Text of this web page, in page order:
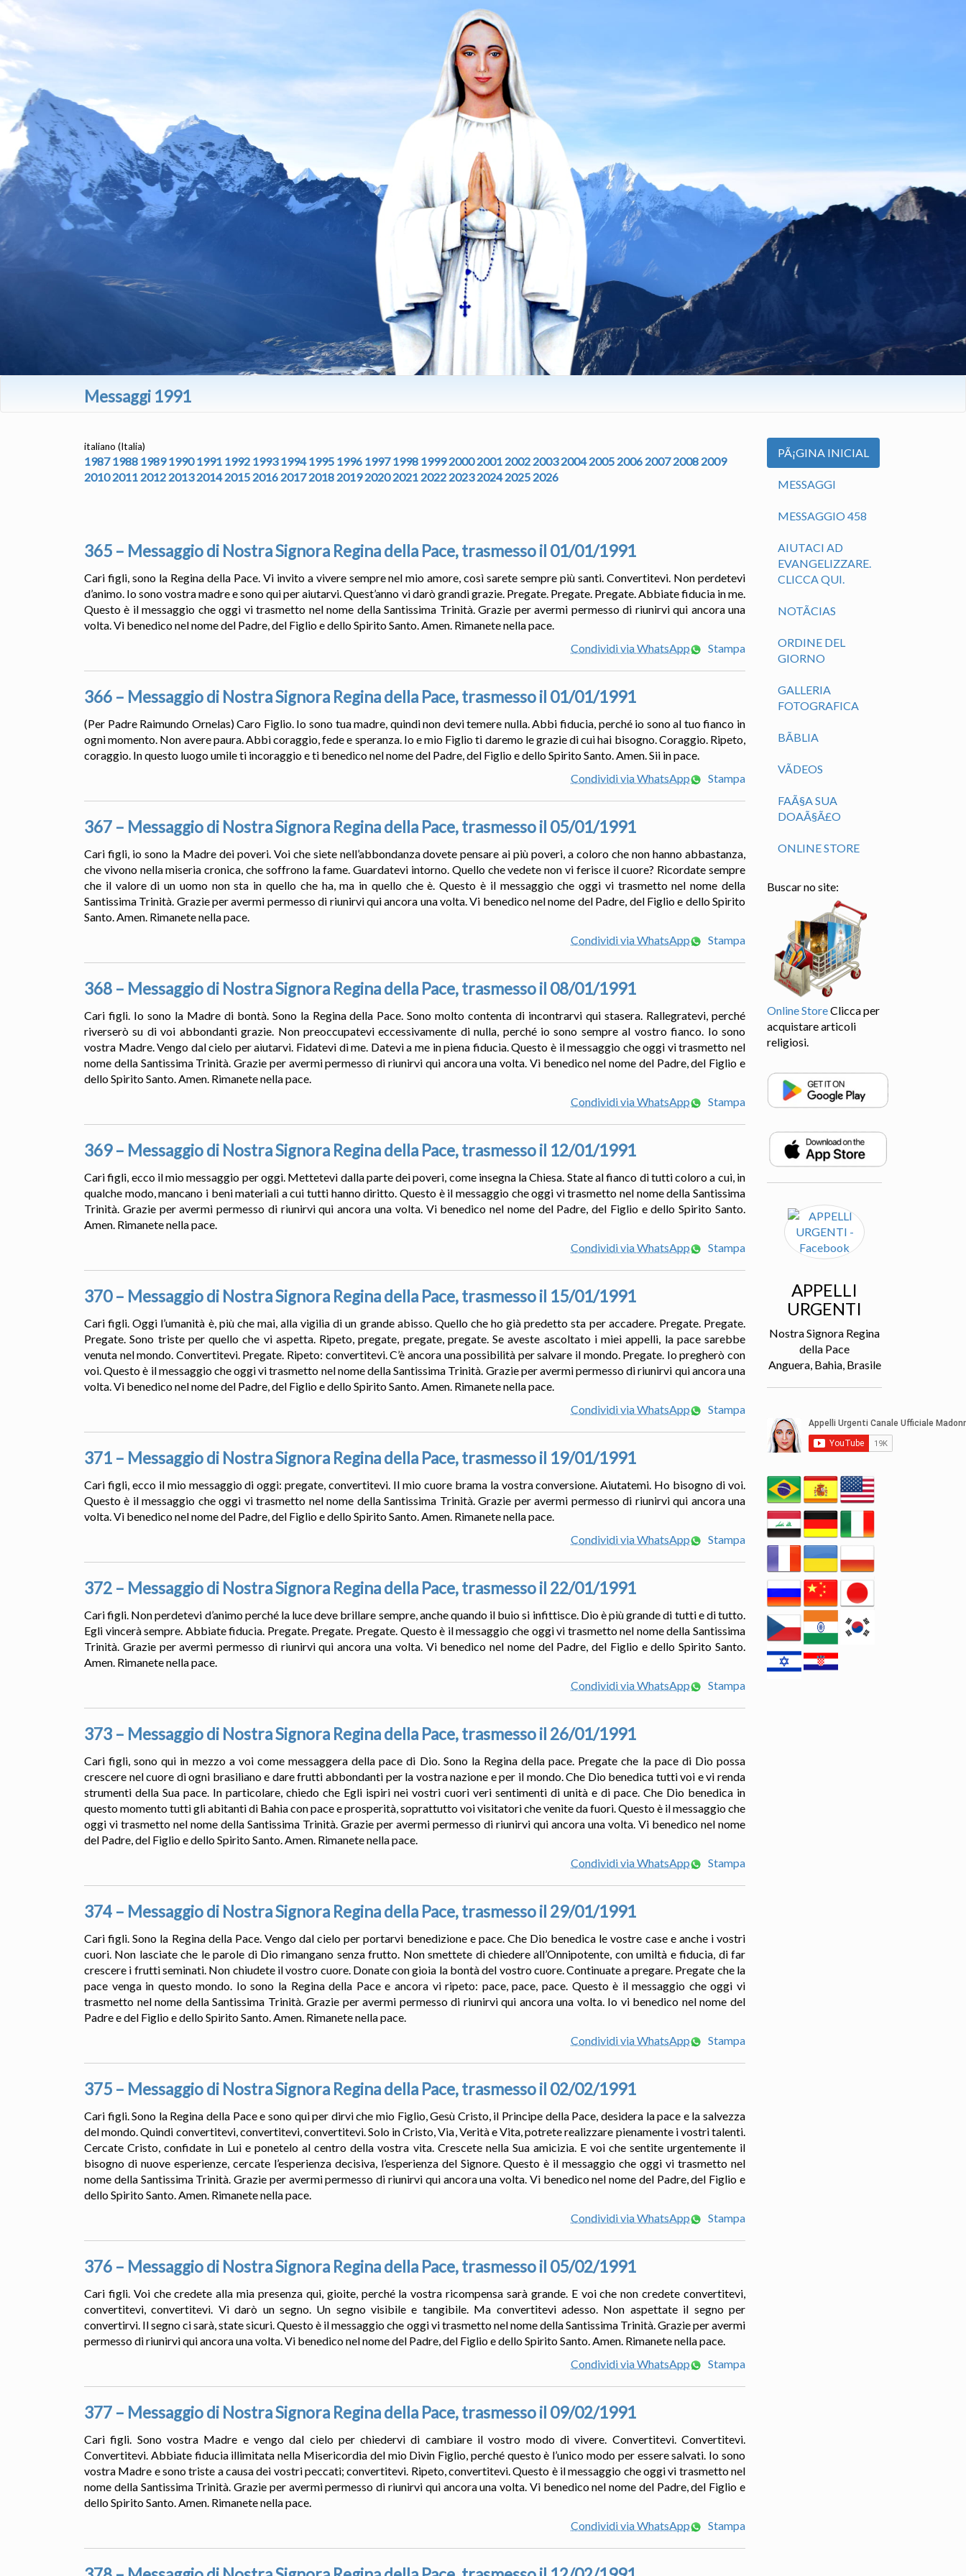
Messaggi 1991
italiano (Italia)
1987 1988 1989 1990 1991 1992 1993 1994 1995 1996 1997 1998 1999 2000 2001 2002 2003 2004 2005 2006 2007 2008 2009
2010 2011 2012 2013 2014 2015 2016 2017 2018 2019 2020 2021 2022 2023 2024 2025 2026
365 – Messaggio di Nostra Signora Regina della Pace, trasmesso il 01/01/1991
Cari figli, sono la Regina della Pace. Vi invito a vivere sempre nel mio amore, così sarete sempre più santi. Convertitevi. Non perdetevi
d’animo. Io sono vostra madre e sono qui per aiutarvi. Quest’anno vi darò grandi grazie. Pregate. Pregate. Pregate. Abbiate fiducia in me.
Questo è il messaggio che oggi vi trasmetto nel nome della Santissima Trinità. Grazie per avermi permesso di riunirvi qui ancora una
volta. Vi benedico nel nome del Padre, del Figlio e dello Spirito Santo. Amen. Rimanete nella pace.
Condividi via WhatsApp
Stampa
366 – Messaggio di Nostra Signora Regina della Pace, trasmesso il 01/01/1991
(Per Padre Raimundo Ornelas) Caro Figlio. Io sono tua madre, quindi non devi temere nulla. Abbi fiducia, perché io sono al tuo fianco in
ogni momento. Non avere paura. Abbi coraggio, fede e speranza. Io e mio Figlio ti daremo le grazie di cui hai bisogno. Coraggio. Ripeto,
coraggio. In questo luogo umile ti incoraggio e ti benedico nel nome del Padre, del Figlio e dello Spirito Santo. Amen. Sii in pace.
Condividi via WhatsApp
Stampa
367 – Messaggio di Nostra Signora Regina della Pace, trasmesso il 05/01/1991
Cari figli, io sono la Madre dei poveri. Voi che siete nell’abbondanza dovete pensare ai più poveri, a coloro che non hanno abbastanza,
che vivono nella miseria cronica, che soffrono la fame. Guardatevi intorno. Quello che vedete non vi ferisce il cuore? Ricordate sempre
che il valore di un uomo non sta in quello che ha, ma in quello che è. Questo è il messaggio che oggi vi trasmetto nel nome della
Santissima Trinità. Grazie per avermi permesso di riunirvi qui ancora una volta. Vi benedico nel nome del Padre, del Figlio e dello Spirito
Santo. Amen. Rimanete nella pace.
Condividi via WhatsApp
Stampa
368 – Messaggio di Nostra Signora Regina della Pace, trasmesso il 08/01/1991
Cari figli. Io sono la Madre di bontà. Sono la Regina della Pace. Sono molto contenta di incontrarvi qui stasera. Rallegratevi, perché
riverserò su di voi abbondanti grazie. Non preoccupatevi eccessivamente di nulla, perché io sono sempre al vostro fianco. Io sono
vostra Madre. Vengo dal cielo per aiutarvi. Fidatevi di me. Datevi a me in piena fiducia. Questo è il messaggio che oggi vi trasmetto nel
nome della Santissima Trinità. Grazie per avermi permesso di riunirvi qui ancora una volta. Vi benedico nel nome del Padre, del Figlio e
dello Spirito Santo. Amen. Rimanete nella pace.
Condividi via WhatsApp
Stampa
369 – Messaggio di Nostra Signora Regina della Pace, trasmesso il 12/01/1991
Cari figli, ecco il mio messaggio per oggi. Mettetevi dalla parte dei poveri, come insegna la Chiesa. State al fianco di tutti coloro a cui, in
qualche modo, mancano i beni materiali a cui tutti hanno diritto. Questo è il messaggio che oggi vi trasmetto nel nome della Santissima
Trinità. Grazie per avermi permesso di riunirvi qui ancora una volta. Vi benedico nel nome del Padre, del Figlio e dello Spirito Santo.
Amen. Rimanete nella pace.
Condividi via WhatsApp
Stampa
370 – Messaggio di Nostra Signora Regina della Pace, trasmesso il 15/01/1991
Cari figli. Oggi l’umanità è, più che mai, alla vigilia di un grande abisso. Quello che ho già predetto sta per accadere. Pregate. Pregate.
Pregate. Sono triste per quello che vi aspetta. Ripeto, pregate, pregate, pregate. Se aveste ascoltato i miei appelli, la pace sarebbe
venuta nel mondo. Convertitevi. Pregate. Ripeto: convertitevi. C’è ancora una possibilità per salvare il mondo. Pregate. Io pregherò con
voi. Questo è il messaggio che oggi vi trasmetto nel nome della Santissima Trinità. Grazie per avermi permesso di riunirvi qui ancora una
volta. Vi benedico nel nome del Padre, del Figlio e dello Spirito Santo. Amen. Rimanete nella pace.
Condividi via WhatsApp
Stampa
371 – Messaggio di Nostra Signora Regina della Pace, trasmesso il 19/01/1991
Cari figli, ecco il mio messaggio di oggi: pregate, convertitevi. Il mio cuore brama la vostra conversione. Aiutatemi. Ho bisogno di voi.
Questo è il messaggio che oggi vi trasmetto nel nome della Santissima Trinità. Grazie per avermi permesso di riunirvi qui ancora una
volta. Vi benedico nel nome del Padre, del Figlio e dello Spirito Santo. Amen. Rimanete nella pace.
Condividi via WhatsApp
Stampa
372 – Messaggio di Nostra Signora Regina della Pace, trasmesso il 22/01/1991
Cari figli. Non perdetevi d’animo perché la luce deve brillare sempre, anche quando il buio si infittisce. Dio è più grande di tutti e di tutto.
Egli vincerà sempre. Abbiate fiducia. Pregate. Pregate. Pregate. Questo è il messaggio che oggi vi trasmetto nel nome della Santissima
Trinità. Grazie per avermi permesso di riunirvi qui ancora una volta. Vi benedico nel nome del Padre, del Figlio e dello Spirito Santo.
Amen. Rimanete nella pace.
Condividi via WhatsApp
Stampa
373 – Messaggio di Nostra Signora Regina della Pace, trasmesso il 26/01/1991
Cari figli, sono qui in mezzo a voi come messaggera della pace di Dio. Sono la Regina della pace. Pregate che la pace di Dio possa
crescere nel cuore di ogni brasiliano e dare frutti abbondanti per la vostra nazione e per il mondo. Che Dio benedica tutti voi e vi renda
strumenti della Sua pace. In particolare, chiedo che Egli ispiri nei vostri cuori veri sentimenti di unità e di pace. Che Dio benedica in
questo momento tutti gli abitanti di Bahia con pace e prosperità, soprattutto voi visitatori che venite da fuori. Questo è il messaggio che
oggi vi trasmetto nel nome della Santissima Trinità. Grazie per avermi permesso di riunirvi qui ancora una volta. Vi benedico nel nome
del Padre, del Figlio e dello Spirito Santo. Amen. Rimanete nella pace.
Condividi via WhatsApp
Stampa
374 – Messaggio di Nostra Signora Regina della Pace, trasmesso il 29/01/1991
Cari figli. Sono la Regina della Pace. Vengo dal cielo per portarvi benedizione e pace. Che Dio benedica le vostre case e anche i vostri
cuori. Non lasciate che le parole di Dio rimangano senza frutto. Non smettete di chiedere all’Onnipotente, con umiltà e fiducia, di far
crescere i frutti seminati. Non chiudete il vostro cuore. Donate con gioia la bontà del vostro cuore. Continuate a pregare. Pregate che la
pace venga in questo mondo. Io sono la Regina della Pace e ancora vi ripeto: pace, pace, pace. Questo è il messaggio che oggi vi
trasmetto nel nome della Santissima Trinità. Grazie per avermi permesso di riunirvi qui ancora una volta. Io vi benedico nel nome del
Padre e del Figlio e dello Spirito Santo. Amen. Rimanete nella pace.
Condividi via WhatsApp
Stampa
375 – Messaggio di Nostra Signora Regina della Pace, trasmesso il 02/02/1991
Cari figli. Sono la Regina della Pace e sono qui per dirvi che mio Figlio, Gesù Cristo, il Principe della Pace, desidera la pace e la salvezza
del mondo. Quindi convertitevi, convertitevi, convertitevi. Solo in Cristo, Via, Verità e Vita, potrete realizzare pienamente i vostri talenti.
Cercate Cristo, confidate in Lui e ponetelo al centro della vostra vita. Crescete nella Sua amicizia. E voi che sentite urgentemente il
bisogno di nuove esperienze, cercate l’esperienza decisiva, l’esperienza del Signore. Questo è il messaggio che oggi vi trasmetto nel
nome della Santissima Trinità. Grazie per avermi permesso di riunirvi qui ancora una volta. Vi benedico nel nome del Padre, del Figlio e
dello Spirito Santo. Amen. Rimanete nella pace.
Condividi via WhatsApp
Stampa
376 – Messaggio di Nostra Signora Regina della Pace, trasmesso il 05/02/1991
Cari figli. Voi che credete alla mia presenza qui, gioite, perché la vostra ricompensa sarà grande. E voi che non credete convertitevi,
convertitevi, convertitevi. Vi darò un segno. Un segno visibile e tangibile. Ma convertitevi adesso. Non aspettate il segno per
convertirvi. Il segno ci sarà, state sicuri. Questo è il messaggio che oggi vi trasmetto nel nome della Santissima Trinità. Grazie per avermi
permesso di riunirvi qui ancora una volta. Vi benedico nel nome del Padre, del Figlio e dello Spirito Santo. Amen. Rimanete nella pace.
Condividi via WhatsApp
Stampa
377 – Messaggio di Nostra Signora Regina della Pace, trasmesso il 09/02/1991
Cari figli. Sono vostra Madre e vengo dal cielo per chiedervi di cambiare il vostro modo di vivere. Convertitevi. Convertitevi.
Convertitevi. Abbiate fiducia illimitata nella Misericordia del mio Divin Figlio, perché questo è l’unico modo per essere salvati. Io sono
vostra Madre e sono triste a causa dei vostri peccati; convertitevi. Ripeto, convertitevi. Questo è il messaggio che oggi vi trasmetto nel
nome della Santissima Trinità. Grazie per avermi permesso di riunirvi qui ancora una volta. Vi benedico nel nome del Padre, del Figlio e
dello Spirito Santo. Amen. Rimanete nella pace.
Condividi via WhatsApp
Stampa
PÃ¡GINA INICIAL
MESSAGGI
MESSAGGIO 458
AIUTACI AD
EVANGELIZZARE.
CLICCA QUI.
NOTÃ­CIAS
ORDINE DEL
GIORNO
GALLERIA
FOTOGRAFICA
BÃ­BLIA
VÃ­DEOS
FAÃ§A SUA
DOAÃ§Ã£O
ONLINE STORE
Buscar no site:
Online StoreClicca per
acquistare articoli
religiosi.
APPELLI
URGENTI
Nostra Signora Regina
della Pace
Anguera, Bahia, Brasile